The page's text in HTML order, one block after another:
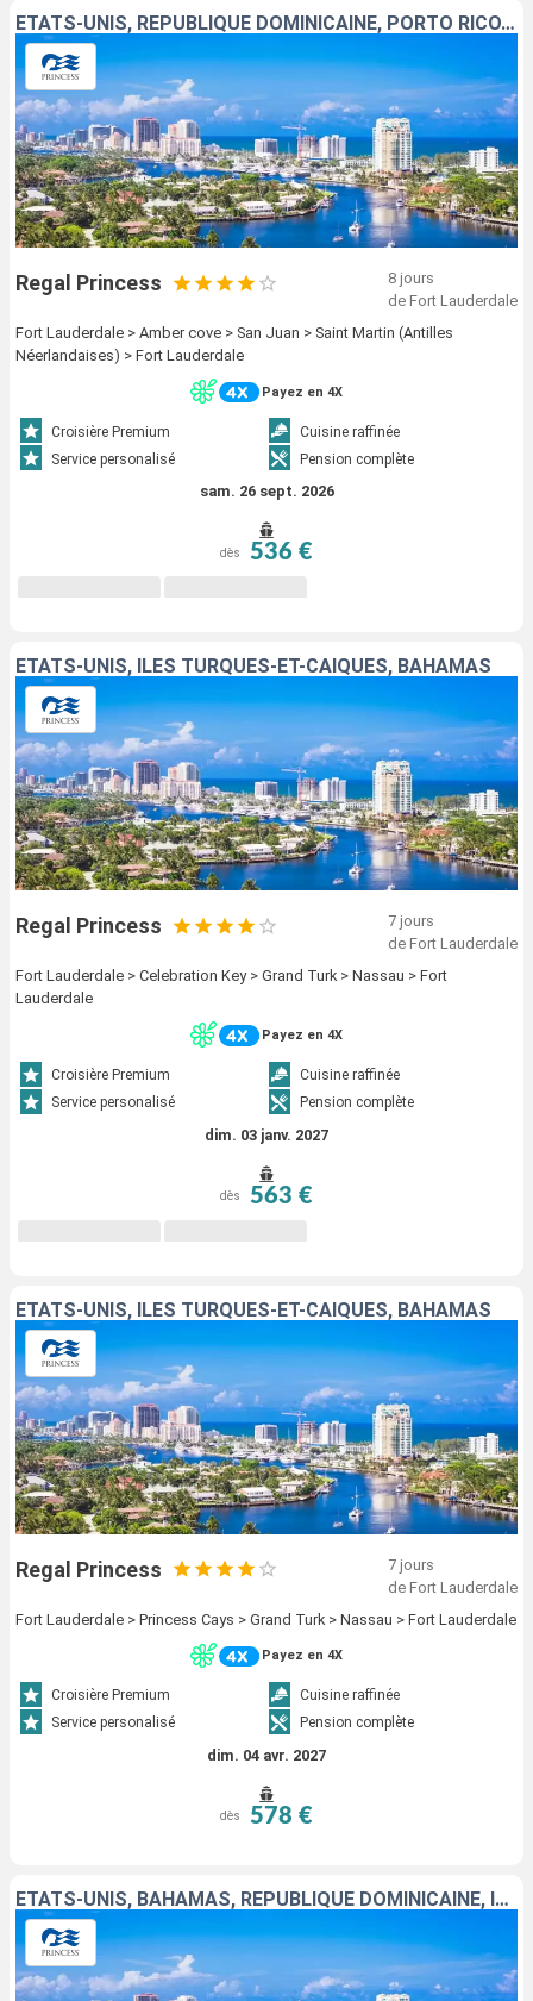
ÉTATS-UNIS, RÉPUBLIQUE DOMINICAINE, PORTO RICO, SAINT-MARTIN
Regal Princess
8 jours
de Fort Lauderdale
Fort Lauderdale > Amber cove > San Juan > Saint Martin (Antilles
Néerlandaises) > Fort Lauderdale
Payez en 4X
Croisière Premium
Cuisine raffinée
Service personalisé
Pension complète
sam. 26 sept. 2026
dès 536 €
ÉTATS-UNIS, ÎLES TURQUES-ET-CAÏQUES, BAHAMAS
Regal Princess
7 jours
de Fort Lauderdale
Fort Lauderdale > Celebration Key > Grand Turk > Nassau > Fort
Lauderdale
Payez en 4X
Croisière Premium
Cuisine raffinée
Service personalisé
Pension complète
dim. 03 janv. 2027
dès 563 €
ÉTATS-UNIS, ÎLES TURQUES-ET-CAÏQUES, BAHAMAS
Regal Princess
7 jours
de Fort Lauderdale
Fort Lauderdale > Princess Cays > Grand Turk > Nassau > Fort Lauderdale
Payez en 4X
Croisière Premium
Cuisine raffinée
Service personalisé
Pension complète
dim. 04 avr. 2027
dès 578 €
ÉTATS-UNIS, BAHAMAS, RÉPUBLIQUE DOMINICAINE, ÎLES TURQUES-ET-CAÏQUES